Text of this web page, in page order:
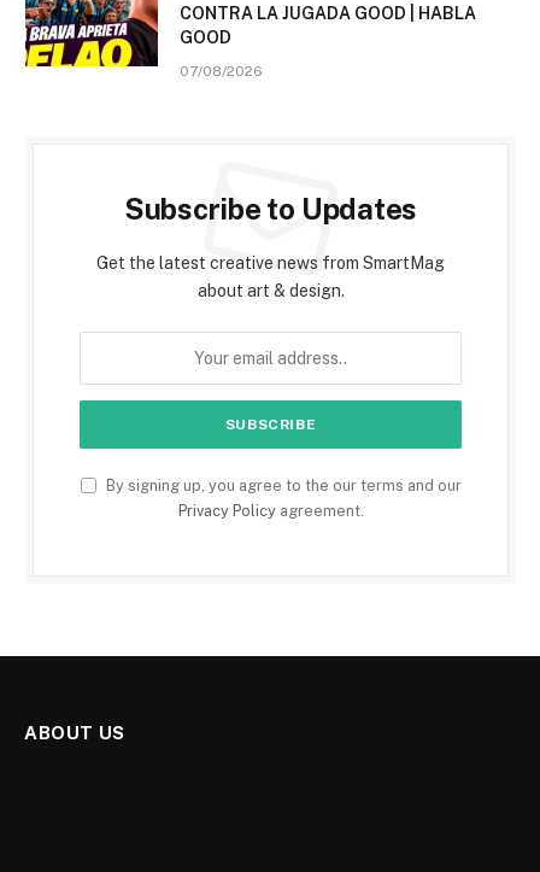
CONTRA LA JUGADA GOOD | HABLA
GOOD
07/08/2026
Subscribe to Updates
Get the latest creative news from SmartMag
about art & design.
By signing up, you agree to the our terms and our
Privacy Policyagreement.
ABOUT US